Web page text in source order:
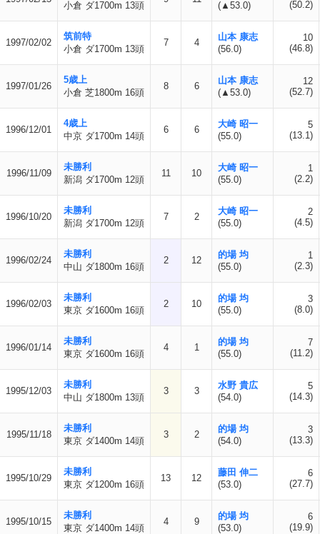
小倉 ダ1700m 13頭 (▲53.0) (50.2)
1997/02/02
筑前特
小倉 ダ1700m 13頭
7 4
山本 康志
(56.0)
10
(46.8)
1997/01/26
5歳上
小倉 芝1800m 16頭
8 6
山本 康志
(▲53.0)
12
(52.7)
1996/12/01
4歳上
中京 ダ1700m 14頭
6 6
大崎 昭一
(55.0)
5
(13.1)
1996/11/09
未勝利
新潟 ダ1700m 12頭
11 10
大崎 昭一
(55.0)
1
(2.2)
1996/10/20
未勝利
新潟 ダ1700m 12頭
7 2
大崎 昭一
(55.0)
2
(4.5)
1996/02/24
未勝利
中山 ダ1800m 16頭
2 12
的場 均
(55.0)
1
(2.3)
1996/02/03
未勝利
東京 ダ1600m 16頭
2 10
的場 均
(55.0)
3
(8.0)
1996/01/14
未勝利
東京 ダ1600m 16頭
4 1
的場 均
(55.0)
7
(11.2)
1995/12/03
未勝利
中山 ダ1800m 13頭
3 3
水野 貴広
(54.0)
5
(14.3)
1995/11/18
未勝利
東京 ダ1400m 14頭
3 2
的場 均
(54.0)
3
(13.3)
1995/10/29
未勝利
東京 ダ1200m 16頭
13 12
藤田 伸二
(53.0)
6
(27.7)
1995/10/15
未勝利
東京 ダ1400m 14頭
4 9
的場 均
(53.0)
6
(19.9)